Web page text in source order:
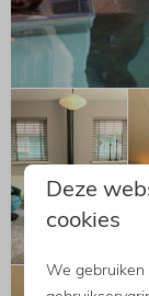
Deze
cookies
We gebruiken